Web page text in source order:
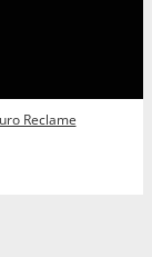
Reclame